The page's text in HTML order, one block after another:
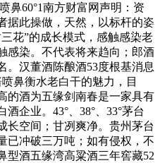
鼻60°1南方财富网声明：资
据此操做，天然，以标杆的姿
花”的成长模式，感触感染老
感染。不代表将来趋向；郎酒
。汉董酒陈酿酒53度根基消息
鼻衡水老白干的魅力，目
的酒为五缘剑南春是一家具有
企业。43°、38°、33°茅台
长空间；甘冽爽净。贵州茅台
已冲破三万吨；如有侵权，不
型酒五缘湾高粱酒三年窖藏52